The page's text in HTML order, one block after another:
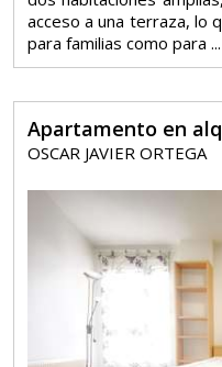
acceso a una terraza, lo
para familias como para ...
Apartamento en
OSCAR JAVIER ORTEGA